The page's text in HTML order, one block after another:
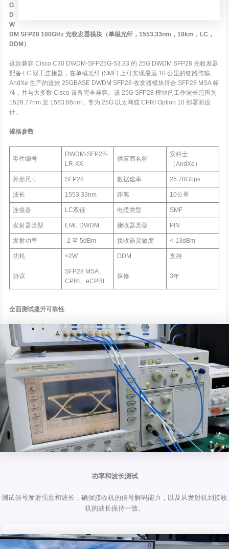
G
D
W
DM SFP28 100GHz 光收发器模块（单模光纤，1553.33nm，10km，LC，
DDM）
这款兼容 Cisco C30 DWDM-SFP25G-53.33 的 25G DWDM SFP28 光收发器
配备 LC 双工连接器，在单模光纤 (SMF) 上可实现最远 10 公里的链路传输。
AndXe 生产的这款 25GBASE DWDM SFP28 收发器模块符合 SFP28 MSA 标
准，并与大多数 Cisco 设备完全兼容。该 25G SFP28 模块的工作波长范围为
1528.77nm 至 1563.86nm，专为 25G 以太网或 CPRI Option 10 部署而设
计。
规格参数
零件编号
DWDM-SFP28-
LR-XX
供应商名称
安科士
（AndXe）
外形尺寸 SFP28 数据速率 25.78Gbps
波长 1553.33nm 距离 10公里
连接器 LC双链 电缆类型 SMF
发射器类型 EML DWDM 接收器类型 PIN
发射功率 -2 至 5dBm 接收器灵敏度 <-13dBm
功耗 <2W DDM 支持
协议
SFP28 MSA、
CPRI、eCPRI
保修 3年
全面测试提升可靠性
功率和波长测试
测试信号发射强度和波长，确保接收机的信号解码能力，以及从发射机到接收
机的波长保持一致。